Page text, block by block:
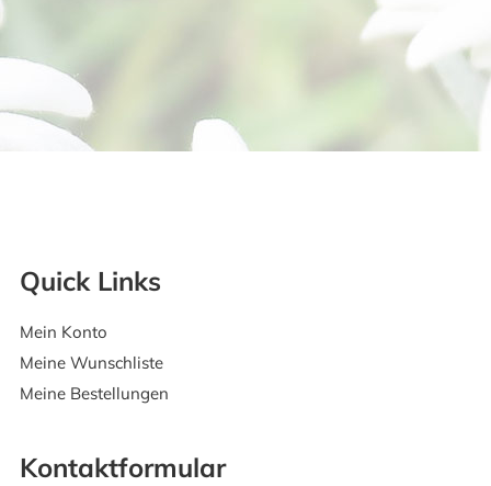
Quick Links
Mein Konto
Meine Wunschliste
Meine Bestellungen
Kontaktformular